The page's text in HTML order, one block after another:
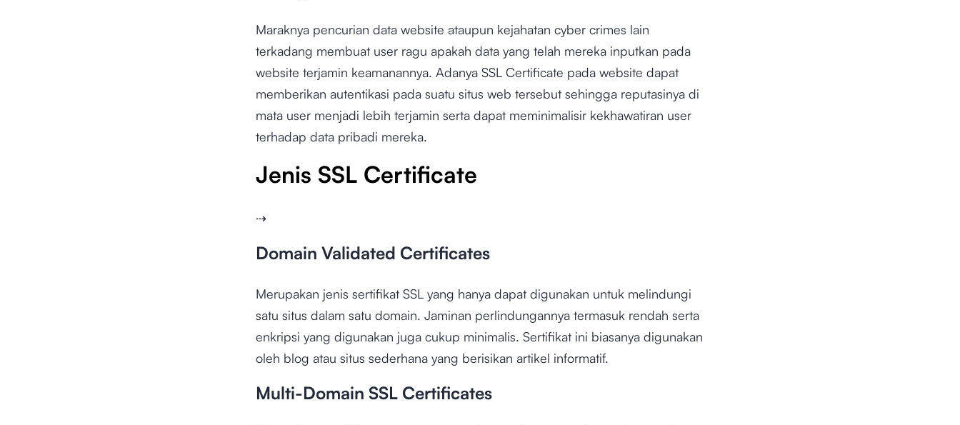
Maraknya pencurian data website ataupun kejahatan cyber crimes lain
terkadang membuat user ragu apakah data yang telah mereka inputkan pada
website terjamin keamanannya. Adanya SSL Certificate pada website dapat
memberikan autentikasi pada suatu situs web tersebut sehingga reputasinya di
mata user menjadi lebih terjamin serta dapat meminimalisir kekhawatiran user
terhadap data pribadi mereka.
Jenis SSL Certificate
⇢
Domain Validated Certificates
Merupakan jenis sertifikat SSL yang hanya dapat digunakan untuk melindungi
satu situs dalam satu domain. Jaminan perlindungannya termasuk rendah serta
enkripsi yang digunakan juga cukup minimalis. Sertifikat ini biasanya digunakan
oleh blog atau situs sederhana yang berisikan artikel informatif.
Multi-Domain SSL Certificates